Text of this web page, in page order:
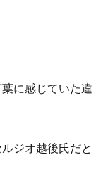
に感じていた違
ジオ越後氏だと